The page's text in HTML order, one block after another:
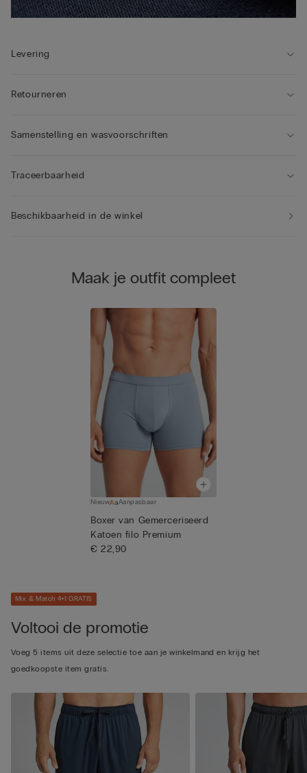
Levering
Retourneren
Samenstelling en wasvoorschriften
Traceerbaarheid
Beschikbaarheid in de winkel
Maak je outfit compleet
Nieuw Aanpasbaar
Boxer van Gemerceriseerd
Katoen filo Premium
€ 22,90
Mix & Match 4+1 GRATIS
Voltooi de promotie
Voeg 5 items uit deze selectie toe aan je winkelmand en krijg het
goedkoopste item gratis.